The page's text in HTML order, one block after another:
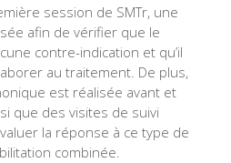
session de SMTr, une
afin de vérifier que le
contre-indication et qu’il
au traitement. De plus,
est réalisée avant et
que des visites de suivi
la réponse à ce type de
combinée.